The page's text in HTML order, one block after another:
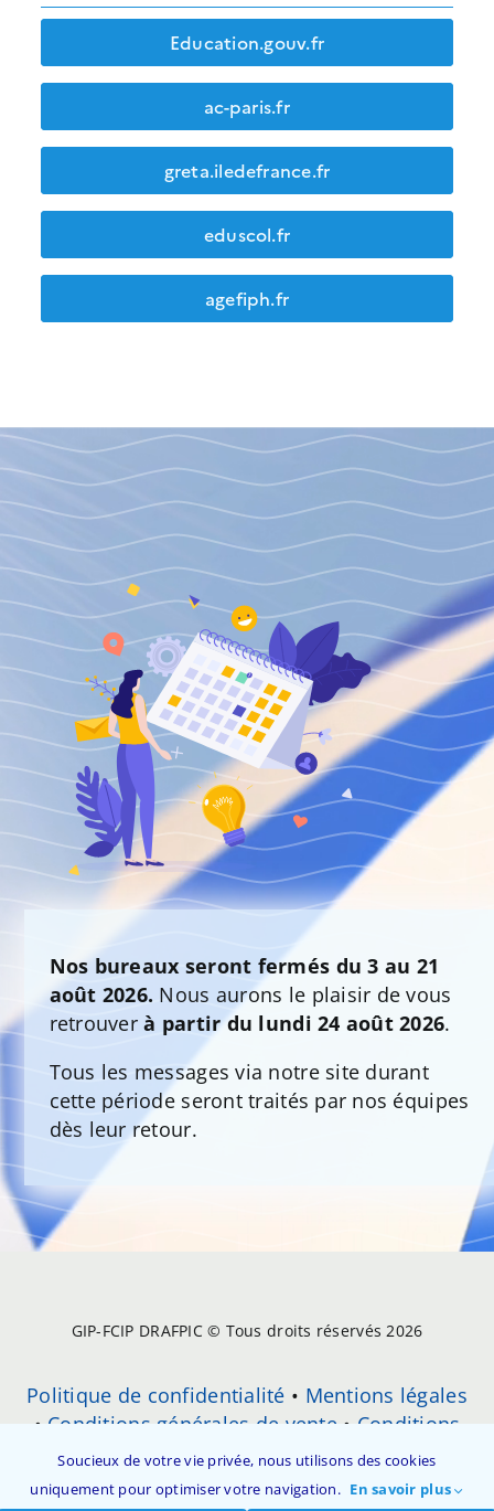
Education.gouv.fr
ac-paris.fr
greta.iledefrance.fr
eduscol.fr
agefiph.fr
Nos bureaux seront fermés du 3 au 21
août 2026. Nous aurons le plaisir de vous
retrouverà partir du lundi 24 août 2026.
Tous les messages via notre site durant
cette période seront traités par nos équipes
dès leur retour.
GIP-FCIP DRAFPIC © Tous droits réservés 2026
Politique de confidentialité • Mentions légales
• Conditions générales de vente • Conditions
Générales d’Utilisation (CGU)•
Réclamation •Contact
Soucieux de votre vie privée, nous utilisons des cookies
uniquement pour optimiser votre navigation. En savoir plus